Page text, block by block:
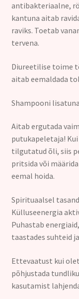
antibakteriaalne,
kantuna aitab
raviks. Toetab
tervena.
Diureetilise toime
aitab eemaldada
Shampooni
Aitab ergutada
putukapeletaja!
tilgutatud õli, siis
pritsida või
eemal hoida.
Spirituaalsel
Külluseenergia
Puhastab
taastades suhteid
Ettevaatust kui
põhjustada
kasutamist